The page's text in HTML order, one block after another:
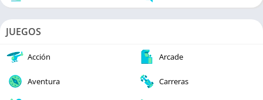
JUEGOS
Acción Arcade
Aventura Carreras